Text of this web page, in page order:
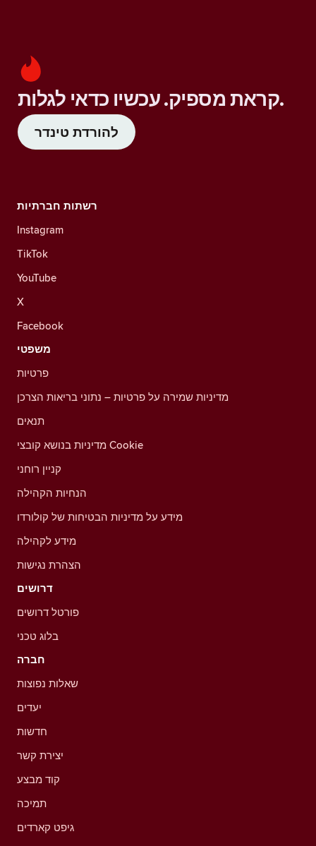
קראת מספיק. עכשיו כדאי לגלות.
להורדת טינדר
רשתות חברתיות
Instagram
TikTok
YouTube
X
Facebook
משפטי
פרטיות
מדיניות שמירה על פרטיות – נתוני בריאות הצרכן
תנאים
מדיניות בנושא קובצי Cookie
קניין רוחני
הנחיות הקהילה
מידע על מדיניות הבטיחות של קולורדו
מידע לקהילה
הצהרת נגישות
דרושים
פורטל דרושים
בלוג טכני
חברה
שאלות נפוצות
יעדים
חדשות
יצירת קשר
קוד מבצע
תמיכה
גיפט קארדים